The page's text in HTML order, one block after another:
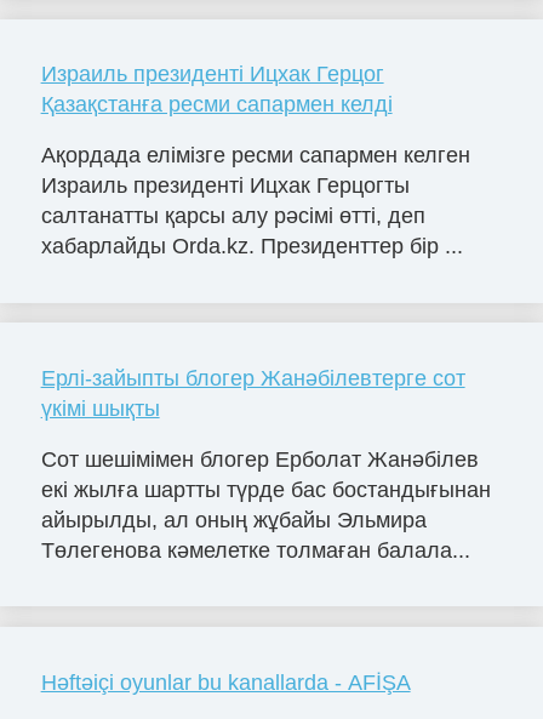
Израиль президенті Ицхак Герцог
Қазақстанға ресми сапармен келді
Ақордада елімізге ресми сапармен келген
Израиль президенті Ицхак Герцогты
салтанатты қарсы алу рәсімі өтті, деп
хабарлайды Orda.kz. Президенттер бір ...
Ерлі-зайыпты блогер Жанәбілевтерге сот
үкімі шықты
Сот шешімімен блогер Ерболат Жанәбілев
екі жылға шартты түрде бас бостандығынан
айырылды, ал оның жұбайы Эльмира
Төлегенова кәмелетке толмаған балала...
Həftəiçi oyunlar bu kanallarda - AFİŞA